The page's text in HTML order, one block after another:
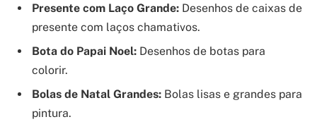
Presente com Laço Grande: Desenhos de caixas de
presente com laços chamativos.
Bota do Papai Noel: Desenhos de botas para
colorir.
Bolas de Natal Grandes: Bolas lisas e grandes para
pintura.